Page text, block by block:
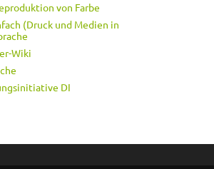
von Farbe
(Druck und Medien in
Wiki
DI